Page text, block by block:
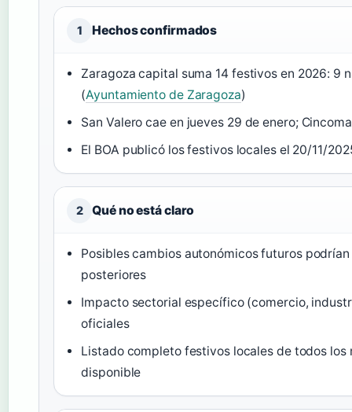
1 Hechos confirmados
Zaragoza capital suma 14 festivos en 2026: 9
(Ayuntamiento de Zaragoza)
San Valero cae en jueves 29 de enero;
El BOA publicó los festivos locales el 20/11/
2 Qué no está claro
Posibles cambios autonómicos futuros
posteriores
Impacto sectorial específico (comercio,
oficiales
Listado completo festivos locales de todos
disponible